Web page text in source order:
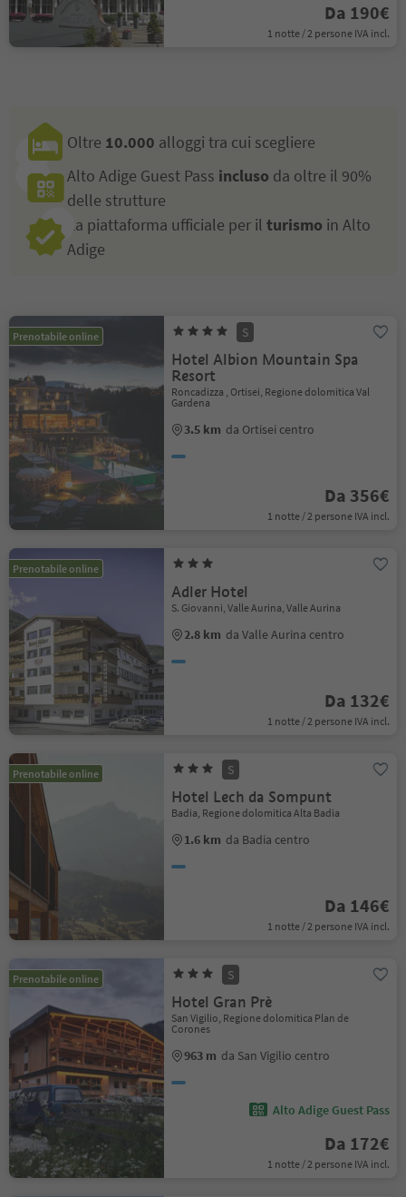
Da 190€
1 notte / 2 persone IVA incl.
Oltre 10.000 alloggi tra cui scegliere
Alto Adige Guest Pass incluso da oltre il 90%
delle strutture
La piattaforma ufficiale per il turismo in Alto
Adige
Prenotabile online S
Hotel Albion Mountain Spa
Resort
Roncadizza , Ortisei, Regione dolomitica Val
Gardena
3.5 km da Ortisei centro
Da 356€
1 notte / 2 persone IVA incl.
Prenotabile online
Adler Hotel
S. Giovanni, Valle Aurina, Valle Aurina
2.8 km da Valle Aurina centro
Da 132€
1 notte / 2 persone IVA incl.
Prenotabile online S
Hotel Lech da Sompunt
Badia, Regione dolomitica Alta Badia
1.6 km da Badia centro
Da 146€
1 notte / 2 persone IVA incl.
Prenotabile online S
Hotel Gran Prè
San Vigilio, Regione dolomitica Plan de
Corones
963 m da San Vigilio centro
Alto Adige Guest Pass
Da 172€
1 notte / 2 persone IVA incl.